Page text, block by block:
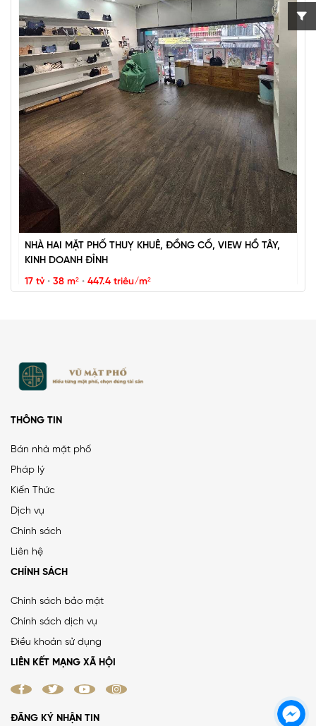
BÁN ĐẢO VŨ MIÊN, SIÊU PHẨM MẶT HỒ TÂY, 2 THOÁNG,
NHÀ DÂN XÂY
67 tỷ•57 m²•1.2 tỷ/m²
Vũ Miên
PHÂN LÔ LẠC TRUNG 2 Ô TÔ DỪNG ĐỖ, VỈA HÈ, DÂN XÂY
NHÀ HAI MẶT PHỐ THUỴ KHUÊ, ĐỒNG CỔ, VIEW HỒ TÂY,
KINH DOANH ĐỈNH
17 tỷ • 38 m² • 447.4 triệu/m²
MẶT ĐƯỜNG VÀNH ĐAI 1, LÔ GÓC, MẶT TIỀN 8.8M, ĐƯỜNG
•
La Thành
THÔNG TIN
Bán nhà mặt phố
Pháp lý
Kiến Thức
Dịch vụ
Chính sách
Liên hệ
CHÍNH SÁCH
Chính sách bảo mật
Chính sách dịch vụ
Điều khoản sử dụng
LIÊN KẾT MẠNG XÃ HỘI
ĐĂNG KÝ NHẬN TIN